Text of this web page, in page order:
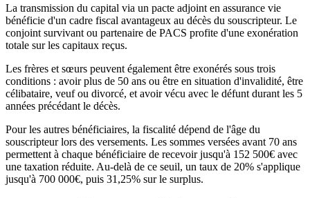
La transmission du capital via un pacte adjoint en assurance vie
bénéficie d'un cadre fiscal avantageux au décès du souscripteur. Le
conjoint survivant ou partenaire de PACS profite d'une exonération
totale sur les capitaux reçus.
Les frères et sœurs peuvent également être exonérés sous trois
conditions : avoir plus de 50 ans ou être en situation d'invalidité, être
célibataire, veuf ou divorcé, et avoir vécu avec le défunt durant les 5
années précédant le décès.
Pour les autres bénéficiaires, la fiscalité dépend de l'âge du
souscripteur lors des versements. Les sommes versées avant 70 ans
permettent à chaque bénéficiaire de recevoir jusqu'à 152 500€ avec
une taxation réduite. Au-delà de ce seuil, un taux de 20% s'applique
jusqu'à 700 000€, puis 31,25% sur le surplus.